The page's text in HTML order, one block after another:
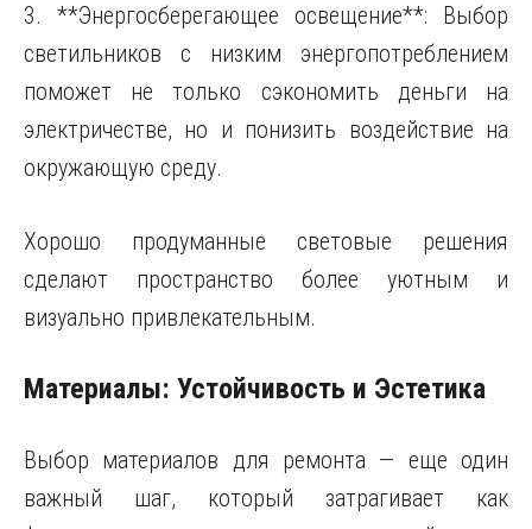
3. **Энергосберегающее освещение**: Выбор
светильников с низким энергопотреблением
поможет не только сэкономить деньги на
электричестве, но и понизить воздействие на
окружающую среду.
Хорошо продуманные световые решения
сделают пространство более уютным и
визуально привлекательным.
Материалы: Устойчивость и Эстетика
Выбор материалов для ремонта — еще один
важный шаг, который затрагивает как